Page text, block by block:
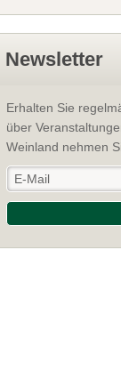
Newsletter
Erhalten Sie
über
Weinland nehmen